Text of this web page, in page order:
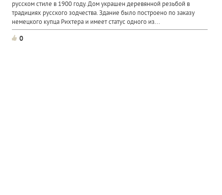
русском стиле в 1900 году. Дом украшен деревянной резьбой в
традициях русского зодчества. Здание было построено по заказу
немецкого купца Рихтера и имеет статус одного из...
0